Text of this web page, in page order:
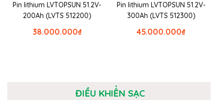
Pin lithium LVTOPSUN 51.2V-
200Ah (LVTS 512200)
₫
38.000.000
Pin lithium LVTOPSUN 51.2V-
300Ah (LVTS 512300)
₫
45.000.000
ĐIỀU KHIỂN SẠC